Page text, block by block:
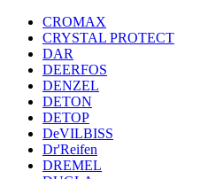
CROMAX
CRYSTAL PROTECT
DAR
DEERFOS
DENZEL
DETON
DETOP
DeVILBISS
Dr'Reifen
DREMEL